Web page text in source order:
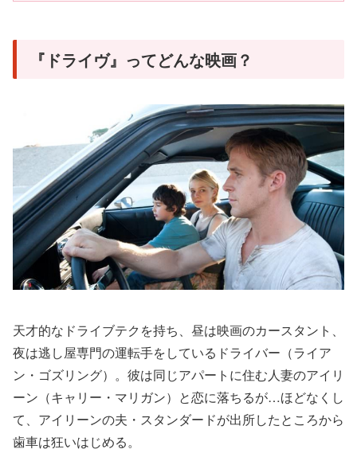
『ドライヴ』ってどんな映画？
天才的なドライブテクを持ち、昼は映画のカースタント、
夜は逃し屋専門の運転手をしているドライバー（ライア
ン・ゴズリング）。彼は同じアパートに住む人妻のアイリ
ーン（キャリー・マリガン）と恋に落ちるが…ほどなくし
て、アイリーンの夫・スタンダードが出所したところから
歯車は狂いはじめる。